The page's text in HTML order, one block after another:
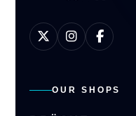
OUR SHOPS